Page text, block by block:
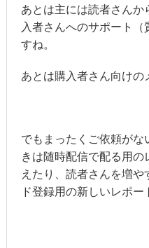
あとは主には読者さん
入者さんへのサポート
すね。
あとは購入者さん向けの
でもまったくご依頼がな
きは随時配信で配る用
えたり、読者さんを増
ド登録用の新しいレポー